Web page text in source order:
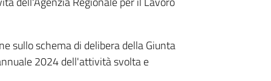
sullo schema di delibera della Giunta
2024 dell'attività svolta e